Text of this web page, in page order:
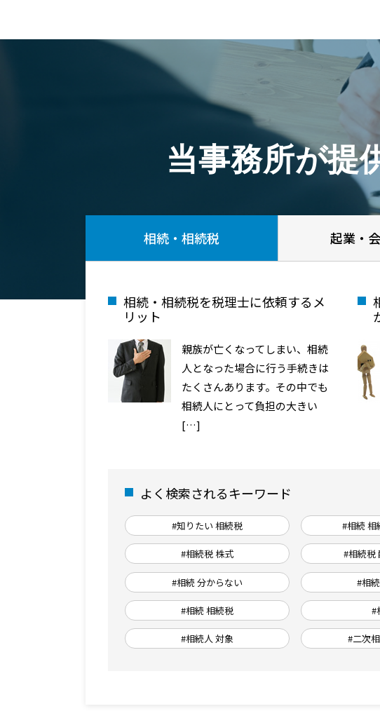
当事務所が提
相続・相続税 起業・
相続・相続税を税理士に依頼するメ
リット
親族が亡くなってしまい、相続
人となった場合に行う手続きは
たくさんあります。その中でも
相続人にとって負担の大きい
[…]
よく検索されるキーワード
#知りたい 相続税 #相続 相
#相続税 株式 #相続税
#相続 分からない #相
#相続 相続税 #
#相続人 対象 #二次